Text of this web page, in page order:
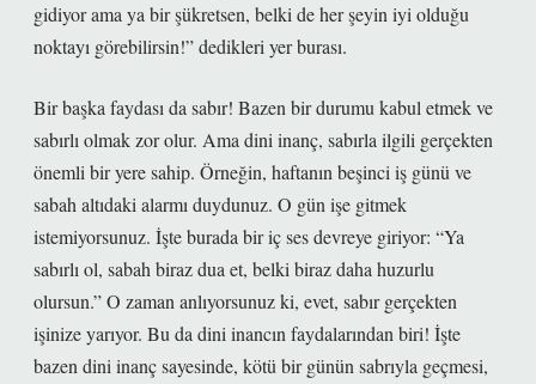
gidiyor ama ya bir şükretsen, belki de her şeyin iyi olduğu
noktayı görebilirsin!” dedikleri yer burası.
Bir başka faydası da sabır! Bazen bir durumu kabul etmek ve
sabırlı olmak zor olur. Ama dini inanç, sabırla ilgili gerçekten
önemli bir yere sahip. Örneğin, haftanın beşinci iş günü ve
sabah altıdaki alarmı duydunuz. O gün işe gitmek
istemiyorsunuz. İşte burada bir iç ses devreye giriyor: “Ya
sabırlı ol, sabah biraz dua et, belki biraz daha huzurlu
olursun.” O zaman anlıyorsunuz ki, evet, sabır gerçekten
işinize yarıyor. Bu da dini inancın faydalarından biri! İşte
bazen dini inanç sayesinde, kötü bir günün sabrıyla geçmesi,